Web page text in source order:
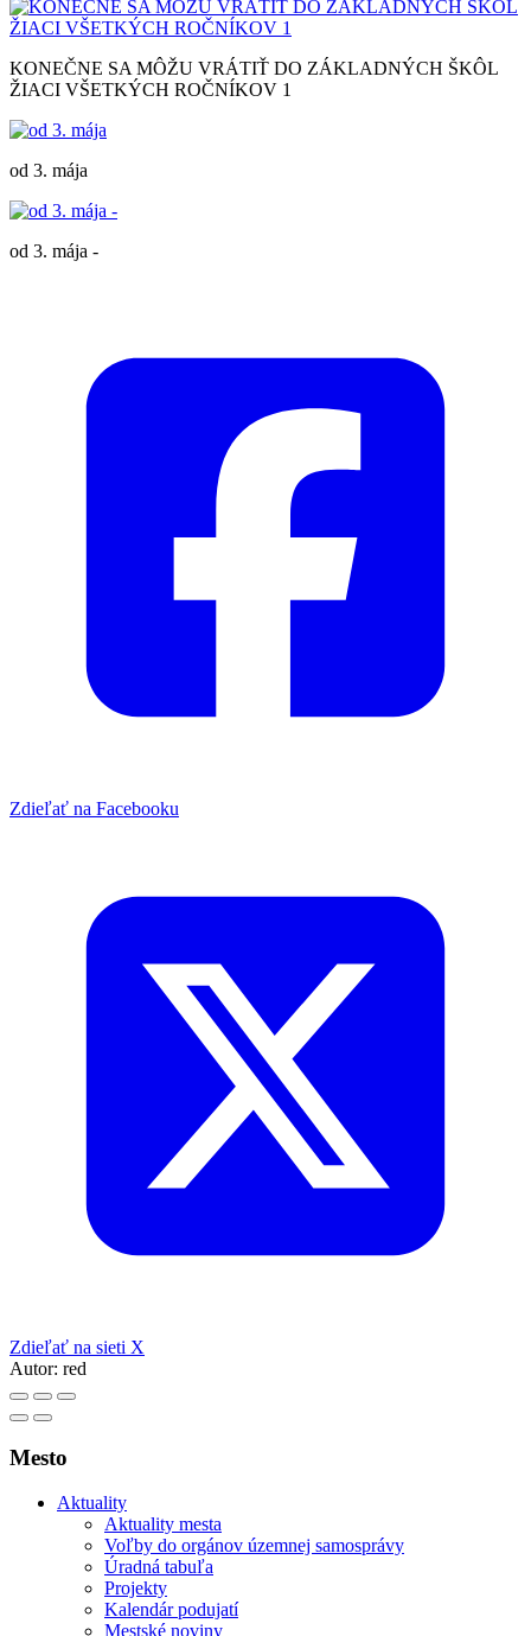
KONEČNE SA MÔŽU VRÁTIŤ DO ZÁKLADNÝCH ŠKÔL
ŽIACI VŠETKÝCH ROČNÍKOV 1
od 3. mája
od 3. mája -
Zdieľať na Facebooku
Zdieľať na sieti X
Autor: red
Mesto
Aktuality
Aktuality mesta
Voľby do orgánov územnej samosprávy
Úradná tabuľa
Projekty
Kalendár podujatí
Mestské noviny